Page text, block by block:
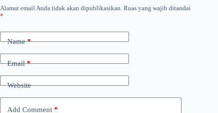
Alamat email Anda tidak akan dipublikasikan. Ruas yang wajib ditandai
*
Name*
Email*
Website
Add Comment *